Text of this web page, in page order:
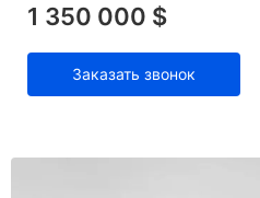
1 350 000 $
Заказать звонок